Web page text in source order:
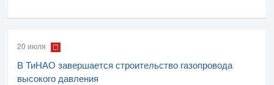
20 июля
В ТиНАО завершается строительство газопровода
высокого давления